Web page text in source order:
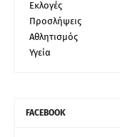
Εκλογές
Προσλήψεις
Αθλητισμός
Υγεία
FACEBOOK